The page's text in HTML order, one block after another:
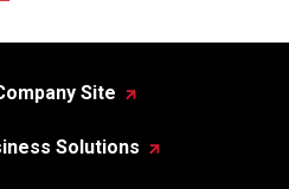
Site
Solutions